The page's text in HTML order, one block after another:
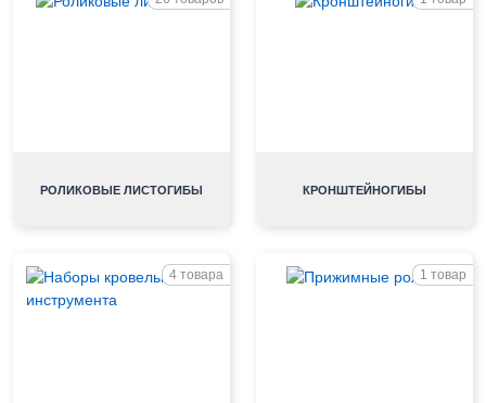
РОЛИКОВЫЕ ЛИСТОГИБЫ КРОНШТЕЙНОГИБЫ
4 товара 1 товар